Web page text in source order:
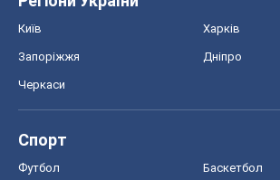
Київ Харків
Запоріжжя Дніпро
Черкаси
Спорт
Футбол Баскетбол